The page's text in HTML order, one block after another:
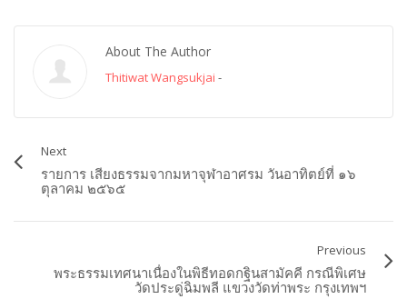
About The Author
Thitiwat Wangsukjai -
Next
รายการ เสียงธรรมจากมหาจุฬาอาศรม วันอาทิตย์ที่ ๑๖
ตุลาคม ๒๕๖๕
Previous
พระธรรมเทศนาเนื่องในพิธีทอดกฐินสามัคคี กรณีพิเศษ
วัดประดู่ฉิมพลี แขวงวัดท่าพระ กรุงเทพฯ